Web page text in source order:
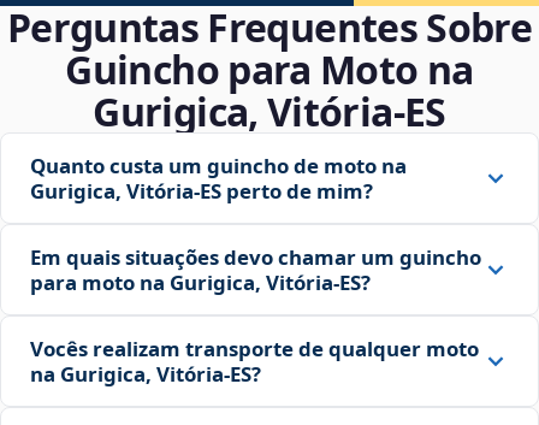
Perguntas Frequentes Sobre
Guincho para Moto na
Gurigica, Vitória‑ES
Quanto custa um guincho de moto na
Gurigica, Vitória‑ES perto de mim?
Em quais situações devo chamar um guincho
para moto na Gurigica, Vitória‑ES?
Vocês realizam transporte de qualquer moto
na Gurigica, Vitória‑ES?